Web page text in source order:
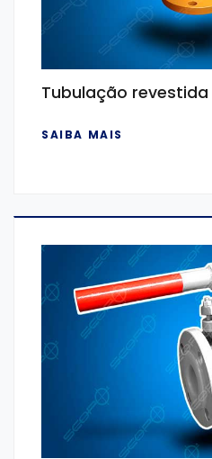
Tubulação revestida
SAIBA MAIS